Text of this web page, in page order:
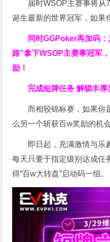
届时WSOP主赛事将从
诞生最新的世界冠军，如果
同时GGPoker再加码
路”拿下WSOP主赛事冠军
励！
完成短牌任务 解锁丰厚
而相较锦标赛，如果你
么另一个斩获百w奖励的机
即日起，充满激情与乐
每天只要于指定级别达成任
得“百w大转盘”启动码一组。